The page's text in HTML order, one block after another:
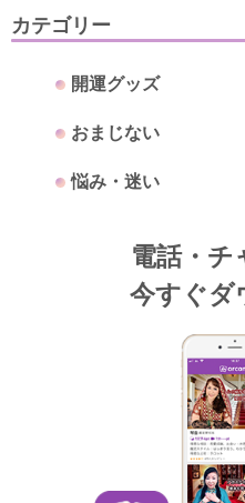
カテゴリー
開運グッズ
おまじない
悩み・迷い
電話・チ
今すぐダ